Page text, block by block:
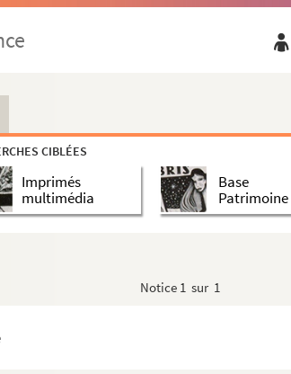
CIBLÉES
Imprimés
multimédia
Base
Patrimoine
Notice 1 sur 1